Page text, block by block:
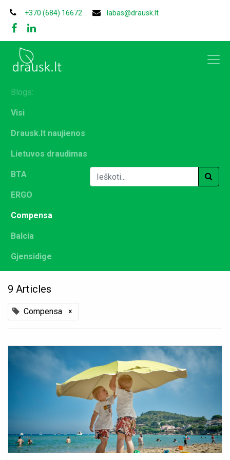
+370 (684) 16672 labas@drausk.lt
Blogs:
Visi
Drausk.lt naujienos
Lietuvos draudimas
BTA
ERGO
Compensa
Balcia
Gjensidige
9 Articles
Compensa ×